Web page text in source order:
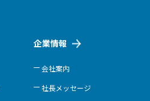
企業情報
会社案内
社長メッセージ